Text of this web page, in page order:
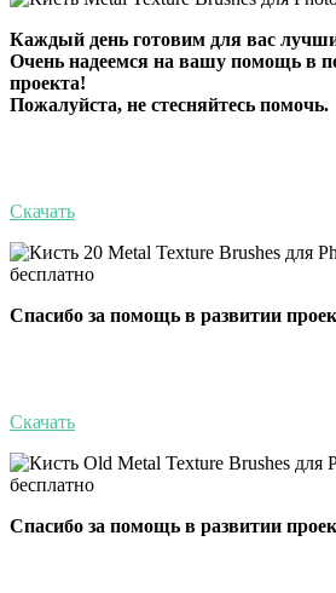
Каждый день готовим для вас
Очень надеемся на вашу помощь в
проекта!
Пожалуйста, не стесняйтесь помочь.
Скачать
Спасибо за помощь в развитии
Скачать
Спасибо за помощь в развитии